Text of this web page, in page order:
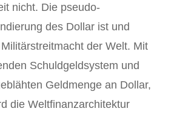
nicht. Die pseudo-
des Dollar ist und
der Welt. Mit
Schuldgeldsystem und
Geldmenge an Dollar,
die Weltfinanzarchitektur